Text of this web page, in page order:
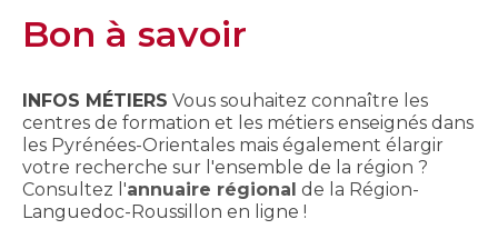
Bon à savoir
INFOS MÉTIERS Vous souhaitez connaître les
centres de formation et les métiers enseignés dans
les Pyrénées-Orientales mais également élargir
votre recherche sur l'ensemble de la région ?
Consultez l'annuaire régional de la Région-
Languedoc-Roussillon en ligne !